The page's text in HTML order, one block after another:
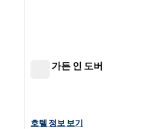
힐튼 가든 인 도버
힐튼 가든 인 도버의 호텔 정보 보기
호텔 정보 보기